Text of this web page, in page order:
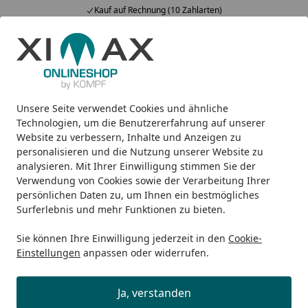
Unsere Seite verwendet Cookies und ähnliche
Technologien, um die Benutzererfahrung auf unserer
Website zu verbessern, Inhalte und Anzeigen zu
personalisieren und die Nutzung unserer Website zu
analysieren. Mit Ihrer Einwilligung stimmen Sie der
Verwendung von Cookies sowie der Verarbeitung Ihrer
persönlichen Daten zu, um Ihnen ein bestmögliches
Surferlebnis und mehr Funktionen zu bieten.
Sie können Ihre Einwilligung jederzeit in den Cookie-
Einstellungen anpassen oder widerrufen.
Ja, verstanden
Kauf auf Rechnung (10 Zahlarten)
Alle Produkte
Mein Konto
Suchen
Startseite
Design-Carports Linea Ximax Carport Linea Typ 110
Ximax Carport Linea Typ 110 555,8
x 272,6 cm